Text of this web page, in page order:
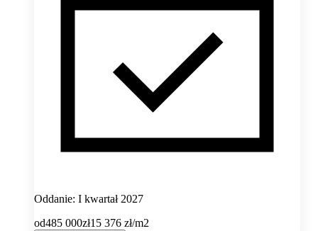
Oddanie: I kwartał 2027
od485 000zł15 376 zł/m2